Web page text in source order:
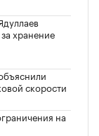
хранение
скорости
на